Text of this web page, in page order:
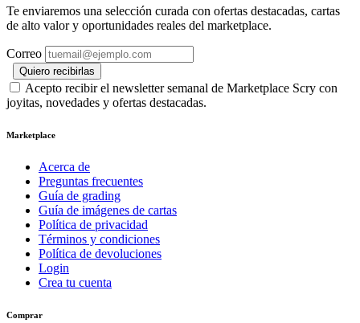
Te enviaremos una selección curada con ofertas destacadas, cartas
de alto valor y oportunidades reales del marketplace.
Correo
Quiero recibirlas
Acepto recibir el newsletter semanal de Marketplace Scry con
joyitas, novedades y ofertas destacadas.
Marketplace
Acerca de
Preguntas frecuentes
Guía de grading
Guía de imágenes de cartas
Política de privacidad
Términos y condiciones
Política de devoluciones
Login
Crea tu cuenta
Comprar